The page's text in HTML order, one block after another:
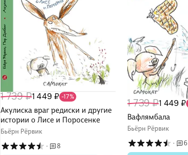
1 739 ₽1 449 ₽ -17%
Акулиска враг редиски и другие
истории о Лисе и Поросенке
Бьёрн Рёрвик
·
8
1 739 ₽1 449 ₽
Вафлямбала
Бьёрн Рёрвик
·
6